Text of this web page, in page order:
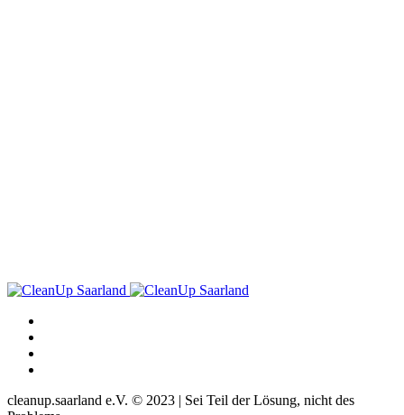
cleanup.saarland e.V. © 2023 | Sei Teil der Lösung, nicht des